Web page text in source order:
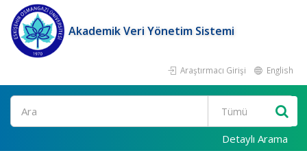
Akademik Veri Yönetim Sistemi
Araştırmacı Girişi English
Ara
Detaylı Arama